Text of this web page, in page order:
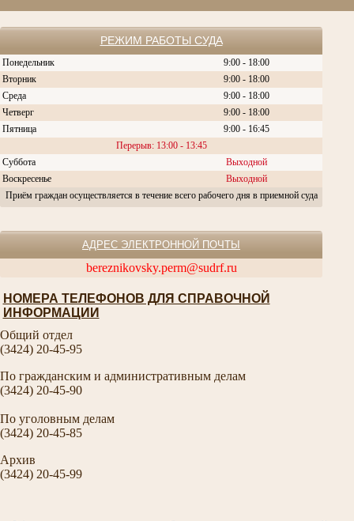
РЕЖИМ РАБОТЫ СУДА
Понедельник
9:00 - 18:00
Вторник
9:00 - 18:00
Среда
9:00 - 18:00
Четверг
9:00 - 18:00
Пятница
9:00 - 16:45
Перерыв: 13:00 - 13:45
Суббота
Выходной
Воскресенье
Выходной
Приём граждан осуществляется в течение всего рабочего дня в приемной суда
АДРЕС ЭЛЕКТРОННОЙ ПОЧТЫ
bereznikovsky.perm@sudrf.ru
НОМЕРА ТЕЛЕФОНОВ ДЛЯ СПРАВОЧНОЙ
ИНФОРМАЦИИ
Общий отдел
(3424) 20-45-95
По гражданским и административным делам
(3424) 20-45-90
По уголовным делам
(3424) 20-45-85
Архив
(3424) 20-45-99